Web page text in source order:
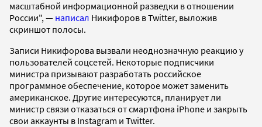
масштабной информационной разведки в отношении
России", — написал Никифоров в Twitter, выложив
скриншот полосы.
Записи Никифорова вызвали неоднозначную реакцию у
пользователей соцсетей. Некоторые подписчики
министра призывают разработать российское
программное обеспечение, которое может заменить
американское. Другие интересуются, планирует ли
министр связи отказаться от смартфона iPhone и закрыть
свои аккаунты в Instagram и Twitter.